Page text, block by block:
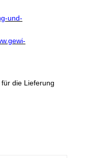
und-
die Lieferung